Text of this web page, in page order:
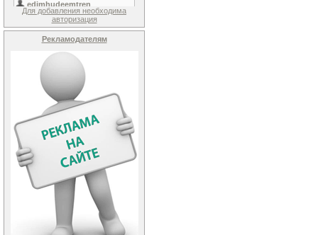
Для добавления необходима
авторизация
Рекламодателям